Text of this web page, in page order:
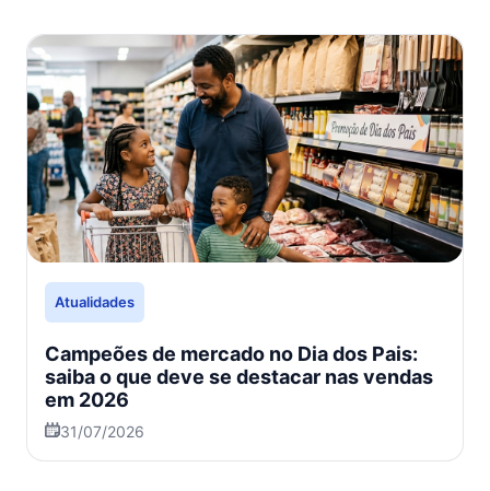
Atualidades
Campeões de mercado no Dia dos Pais:
saiba o que deve se destacar nas vendas
em 2026
31/07/2026